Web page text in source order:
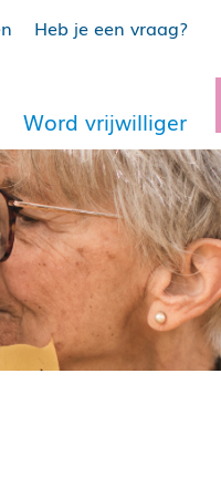
Heb je een vraag?
Word vrijwilliger